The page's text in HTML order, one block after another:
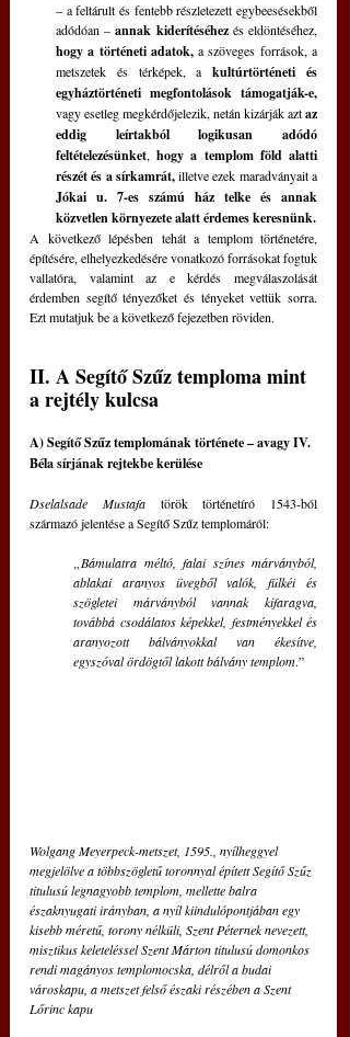
– a feltárult és fentebb részletezett egybeesésekből
adódóan – annak kiderítéséhez
hogy a történeti adatok, a szöveges források, a
metszetek és térképek, a kultúrtörténeti és
egyháztörténeti megfontolások támogatják-e,
vagy esetleg megkérdőjelezik, netán kizárják azt az
eddig leírtakból logikusan adódó
feltételezésünket, hogy a templom föld alatti
részét és a sírkamrát,
Jókai u. 7-es számú ház telke és annak
közvetlen környezete alatt érdemes keresnünk.
A következő lépésben tehát a templom történetére,
építésére, elhelyezkedésére vonatkozó forrásokat fogtuk
vallatóra, valamint az e kérdés megválaszolását
érdemben segítő tényezőket és tényeket vettük sorra.
Ezt mutatjuk be a következő fejezetben röviden.
II. A Segítő Szűz temploma mint
a rejtély kulcsa
A) Segítő Szűz templomának története – avagy IV.
Béla sírjának rejtekbe kerülése
Dselalsade Mustafa török történetíró 1543-ból
származó jelentése a Segítő Szűz templomáról:
„Bámulatra méltó, falai színes márványból,
ablakai aranyos üvegből valók, fülkéi és
szögletei márványból vannak kifaragva,
továbbá csodálatos képekkel, festményekkel és
aranyozott bálványokkal van ékesítve,
egyszóval ördögtől lakott bálvány templom.”
Wolgang Meyerpeck-metszet, 1595., nyílheggyel
megjelölve a többszögletű toronnyal épített Segítő Szűz
titulusú legnagyobb templom, mellette balra
északnyugati irányban, a nyíl kiindulópontjában egy
kisebb méretű, torony nélküli, Szent Péternek nevezett,
misztikus keleteléssel Szent Márton titulusú domonkos
rendi magányos templomocska, délről a budai
városkapu, a metszet felső északi részében a Szent
Lőrinc kapu